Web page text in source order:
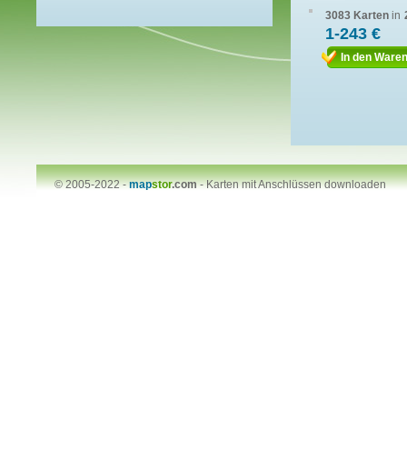
3083 Karten in
1-243 €
In den
© 2005-2022 -mapstor.com-Karten mit Anschlüssen downloaden